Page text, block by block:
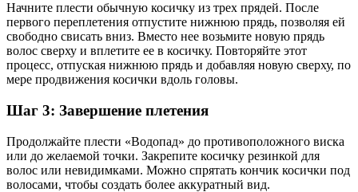
Начните плести обычную косичку из трех прядей. После
первого переплетения отпустите нижнюю прядь, позволяя ей
свободно свисать вниз. Вместо нее возьмите новую прядь
волос сверху и вплетите ее в косичку. Повторяйте этот
процесс, отпуская нижнюю прядь и добавляя новую сверху, по
мере продвижения косички вдоль головы.
Шаг 3: Завершение плетения
Продолжайте плести «Водопад» до противоположного виска
или до желаемой точки. Закрепите косичку резинкой для
волос или невидимками. Можно спрятать кончик косички под
волосами, чтобы создать более аккуратный вид.